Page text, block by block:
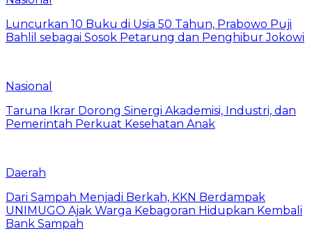
Luncurkan 10 Buku di Usia 50 Tahun, Prabowo Puji
Bahlil sebagai Sosok Petarung dan Penghibur Jokowi
Nasional
Taruna Ikrar Dorong Sinergi Akademisi, Industri, dan
Pemerintah Perkuat Kesehatan Anak
Daerah
Dari Sampah Menjadi Berkah, KKN Berdampak
UNIMUGO Ajak Warga Kebagoran Hidupkan Kembali
Bank Sampah